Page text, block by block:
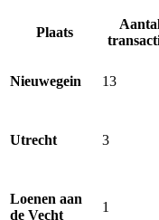
Plaats
Nieuwegein 13
Utrecht 3
Loenen aan
de Vecht
1